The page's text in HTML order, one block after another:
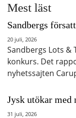
Mest läst
Sandbergs
20 juli, 2026
Sandbergs Lots
konkurs. Det
nyhetssajten
Jysk utökar med
31 juli, 2026